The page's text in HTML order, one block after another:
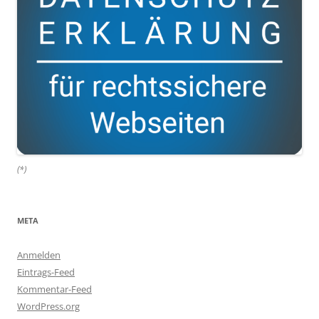
(*)
META
Anmelden
Eintrags-Feed
Kommentar-Feed
WordPress.org